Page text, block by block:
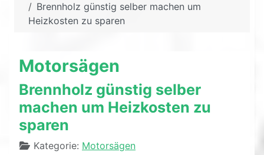
Brennholz günstig selber machen um
Heizkosten zu sparen
Motorsägen
Brennholz günstig selber
machen um Heizkosten zu
sparen
DetailsKategorie: Motorsägen